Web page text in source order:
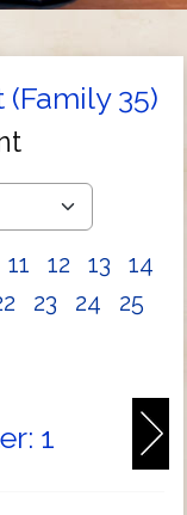
35)
11 12 13
14
23 24
25
1